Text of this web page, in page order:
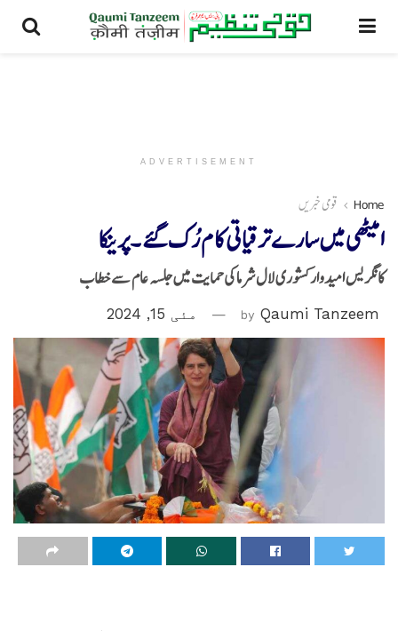
ADVERTISEMENT
Home قومی خبریں
امیٹھی میں سارے ترقیاتی کا م رُک گئے ۔پرینکا
کانگریس امیدوار کشوری لال شرما کی حمایت میں جلسہ عام سے خطاب
by Qaumi Tanzeem مئی 15, 2024